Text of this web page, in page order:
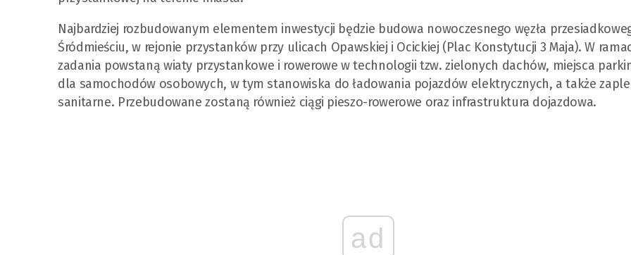
Najbardziej rozbudowanym elementem inwestycji będzie budowa nowoczesnego węzła
Śródmieściu, w rejonie przystanków przy ulicach Opawskiej i Ocickiej (Plac Konstytucji 3 Maja). W
zadania powstaną wiaty przystankowe i rowerowe w technologii tzw. zielonych dachów, miejsca
dla samochodów osobowych, w tym stanowiska do ładowania pojazdów elektrycznych, a także
sanitarne. Przebudowane zostaną również ciągi pieszo-rowerowe oraz infrastruktura dojazdowa.
ad